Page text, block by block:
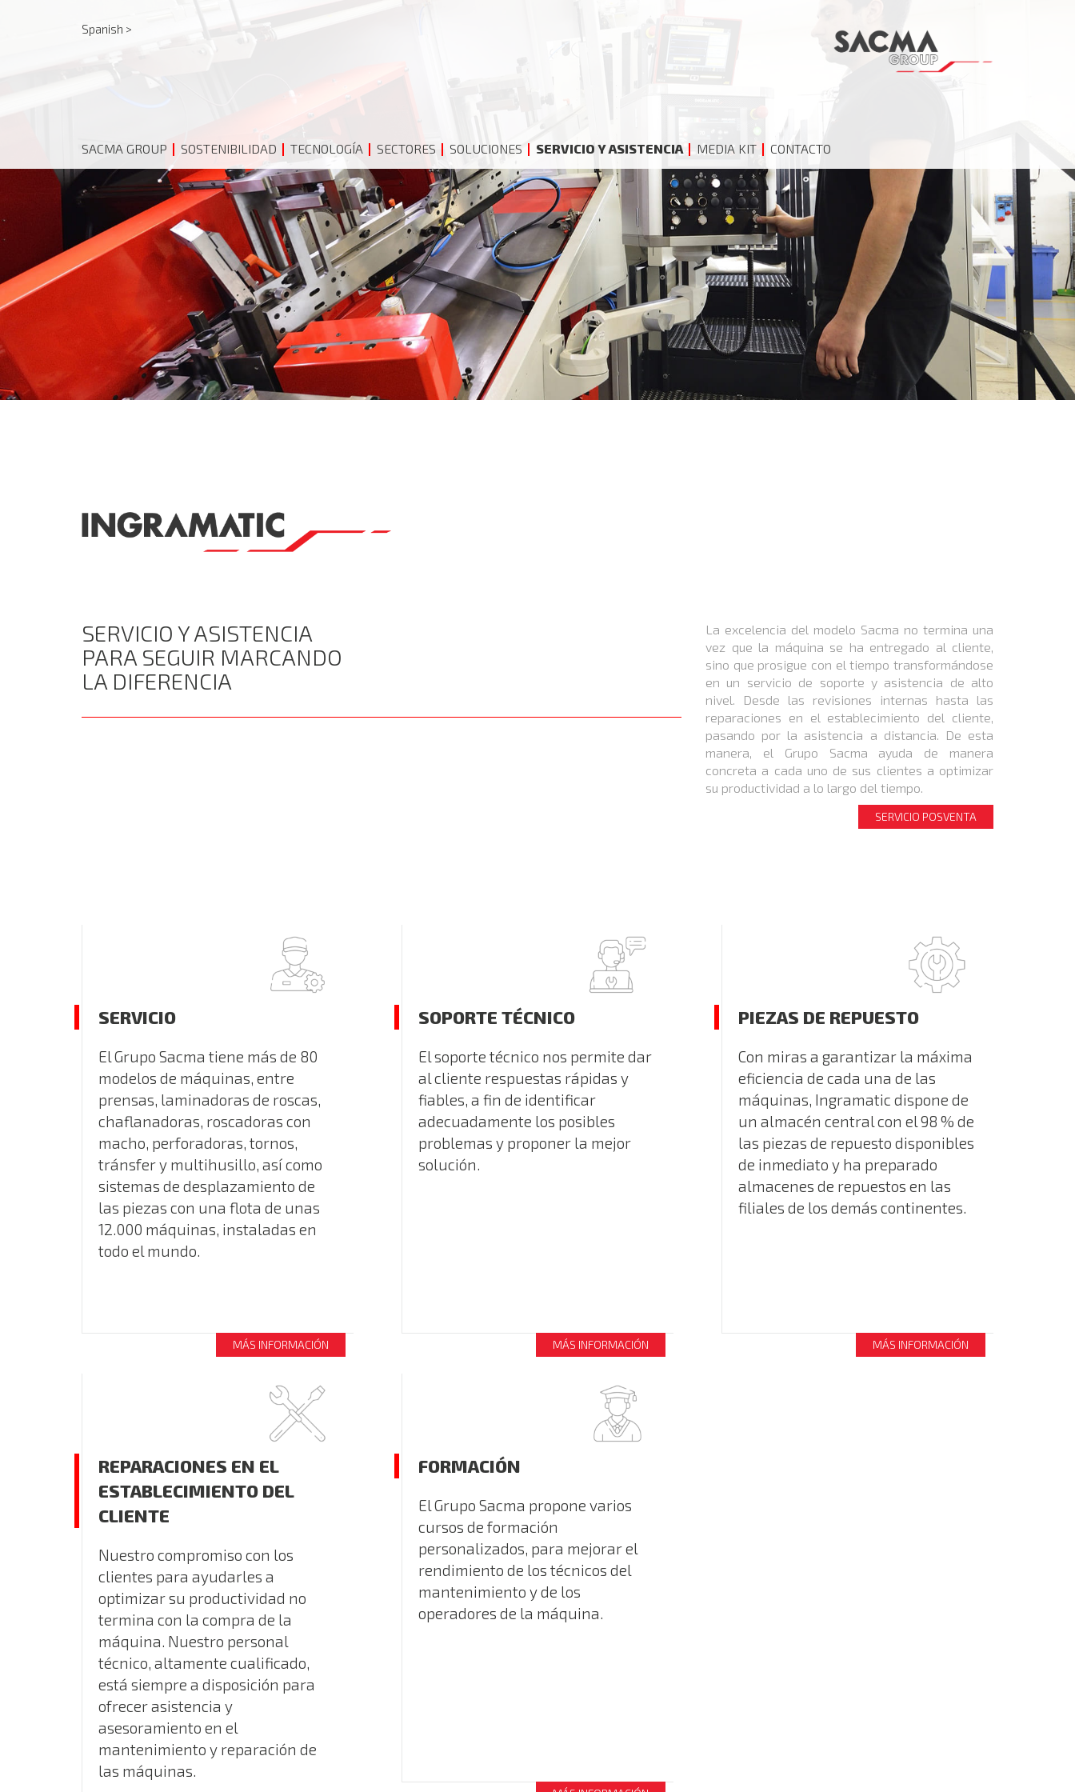
Spanish >
SACMA GROUP SOSTENIBILIDAD TECNOLOGÍA SECTORES SOLUCIONES SERVICIO Y ASISTENCIA MEDIA KIT CONTACTO
SERVICIO Y ASISTENCIA
PARA SEGUIR MARCANDO
LA DIFERENCIA
La excelencia del modelo Sacma no termina una
vez que la máquina se ha entregado al cliente,
sino que prosigue con el tiempo transformándose
en un servicio de soporte y asistencia de alto
nivel. Desde las revisiones internas hasta las
reparaciones en el establecimiento del cliente,
pasando por la asistencia a distancia. De esta
manera, el Grupo Sacma ayuda de manera
concreta a cada uno de sus clientes a optimizar
su productividad a lo largo del tiempo.
SERVICIO POSVENTA
SERVICIO
El Grupo Sacma tiene más de 80
modelos de máquinas, entre
prensas, laminadoras de roscas,
chaflanadoras, roscadoras con
macho, perforadoras, tornos,
tránsfer y multihusillo, así como
sistemas de desplazamiento de
las piezas con una flota de unas
12.000 máquinas, instaladas en
todo el mundo.
MÁS INFORMACIÓN
SOPORTE TÉCNICO
El soporte técnico nos permite dar
al cliente respuestas rápidas y
fiables, a fin de identificar
adecuadamente los posibles
problemas y proponer la mejor
solución.
MÁS INFORMACIÓN
PIEZAS DE REPUESTO
Con miras a garantizar la máxima
eficiencia de cada una de las
máquinas, Ingramatic dispone de
un almacén central con el 98 % de
las piezas de repuesto disponibles
de inmediato y ha preparado
almacenes de repuestos en las
filiales de los demás continentes.
MÁS INFORMACIÓN
REPARACIONES EN EL
ESTABLECIMIENTO DEL
CLIENTE
Nuestro compromiso con los
clientes para ayudarles a
optimizar su productividad no
termina con la compra de la
máquina. Nuestro personal
técnico, altamente cualificado,
está siempre a disposición para
ofrecer asistencia y
asesoramiento en el
mantenimiento y reparación de
las máquinas.
FORMACIÓN
El Grupo Sacma propone varios
cursos de formación
personalizados, para mejorar el
rendimiento de los técnicos del
mantenimiento y de los
operadores de la máquina.